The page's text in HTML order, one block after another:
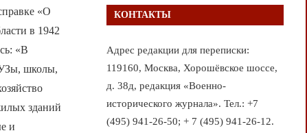
«О
в 1942
«В
школы,
зданий
и
КОНТАКТЫ
Адрес редакции для переписки:
119160, Москва, Хорошёвское шоссе,
д. 38д, редакция «Военно-
исторического журнала». Тел.: +7
(495) 941-26-50; + 7 (495) 941-26-12.